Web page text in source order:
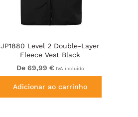
JP1880 Level 2 Double-Layer
Fleece Vest Black
De 69,99 € IVA incluído
Adicionar ao carrinho